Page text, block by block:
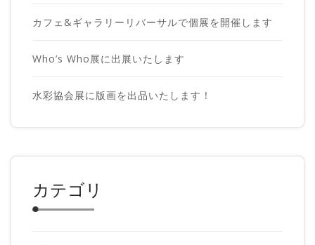
カフェ&ギャラリーリバーサルで個展を開催します
Who’s Who展に出展いたします
水彩協会展に版画を出品いたします！
カテゴリ